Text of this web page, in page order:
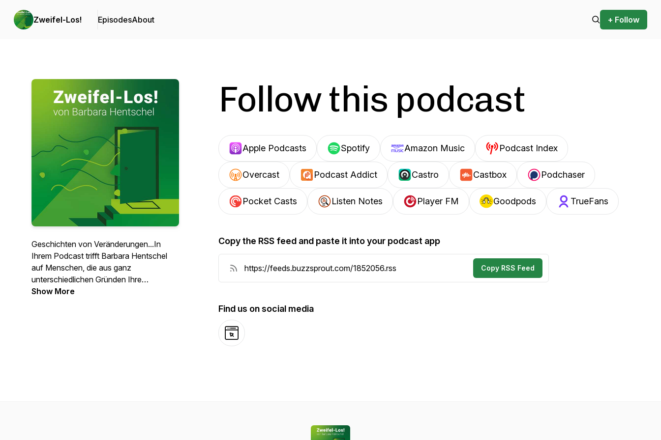
Zweifel-Los! EpisodesAbout + Follow
Geschichten von Veränderungen...In
Ihrem Podcast trifft Barbara Hentschel
auf Menschen, die aus ganz
unterschiedlichen Gründen Ihre
Komfortzone verlassen mussten oder
Show More
Follow this podcast
Apple Podcasts Spotify Amazon Music Podcast Index
Overcast Podcast Addict Castro Castbox Podchaser
Pocket Casts Listen Notes Player FM Goodpods TrueFans
Copy the RSS feed and paste it into your podcast app
Copy RSS Feed
Find us on social media
Website